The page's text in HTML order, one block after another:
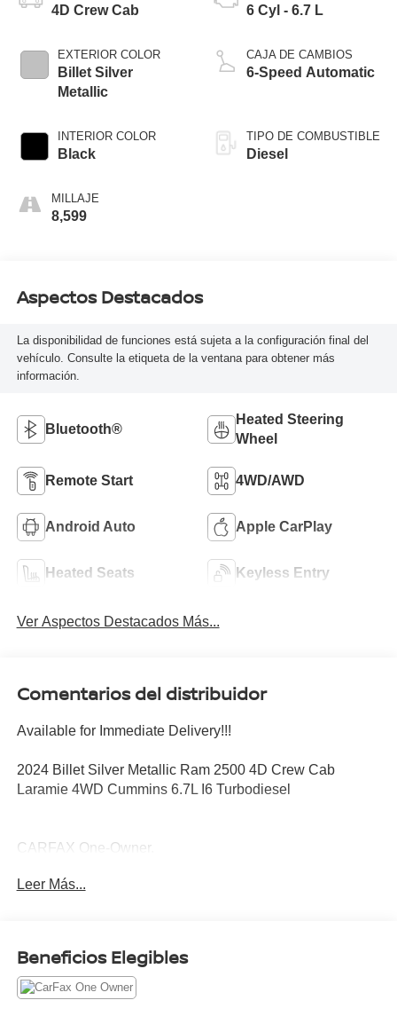
4D Crew Cab
EXTERIOR COLOR
Billet Silver
Metallic
INTERIOR COLOR
Black
MILLAJE
8,599
6 Cyl - 6.7 L
CAJA DE CAMBIOS
6-Speed Automatic
TIPO DE COMBUSTIBLE
Diesel
Aspectos Destacados
La disponibilidad de funciones está sujeta a la configuración final del
vehículo. Consulte la etiqueta de la ventana para obtener más
información.
Bluetooth®
Heated Steering
Wheel
Remote Start 4WD/AWD
Android Auto Apple CarPlay
Heated Seats Keyless Entry
Ver Aspectos Destacados Más...
Comentarios del distribuidor
Available for Immediate Delivery!!!
2024 Billet Silver Metallic Ram 2500 4D Crew Cab
Laramie 4WD Cummins 6.7L I6 Turbodiesel
CARFAX One-Owner.
Clean CARFAX.
Program (FFAP). We can help get you qualified.
Leer Más...
Beneficios Elegibles